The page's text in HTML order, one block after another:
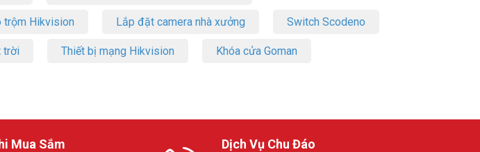
đến trải nghiệm hội nghị trực tuyến chuyên
trộm Hikvision Lắp đặt camera nhà xưởng Switch Scodeno
trời Thiết bị mạng Hikvision Khóa cửa Goman
Mua Sắm Dịch Vụ Chu Đáo